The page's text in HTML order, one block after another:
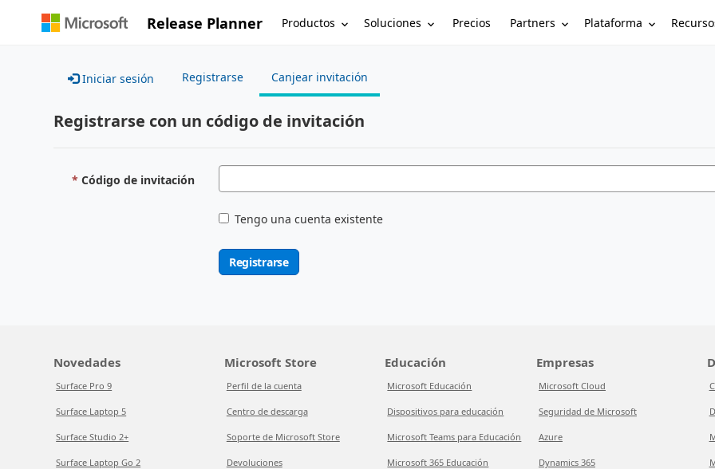
Release Planner Productos Soluciones Precios Partners Plataforma
Iniciar sesión Registrarse Canjear invitación
Registrarse con un código de invitación
Código de invitación
Tengo una cuenta existente
Registrarse
Novedades
Surface Pro 9
Surface Laptop 5
Surface Studio 2+
Surface Laptop Go 2
Microsoft Store
Perfil de la cuenta
Centro de descarga
Soporte de Microsoft Store
Devoluciones
Educación
Microsoft Educación
Dispositivos para educación
Microsoft Teams para Educación
Microsoft 365 Educación
Empresas
Microsoft Cloud
Seguridad de Microsoft
Azure
Dynamics 365